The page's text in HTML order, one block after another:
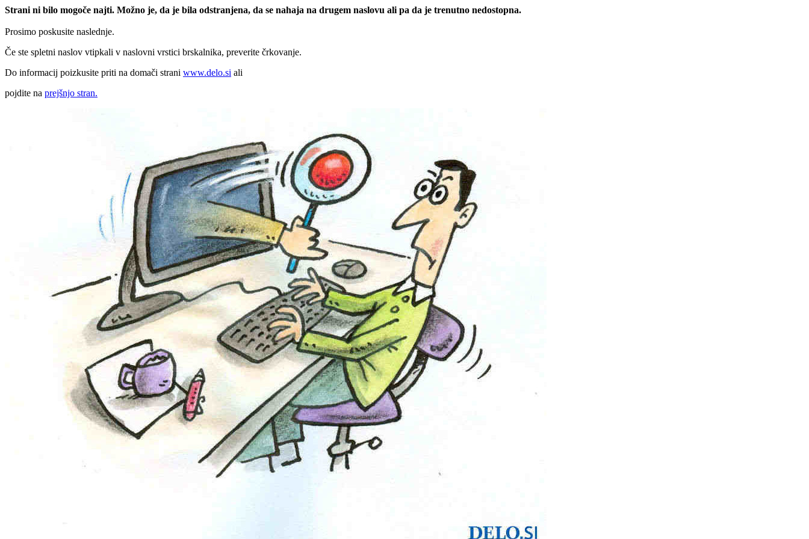
Strani ni bilo mogoče najti. Možno je, da je bila odstranjena, da se nahaja na drugem naslovu ali pa da je trenutno nedostopna.
Prosimo poskusite naslednje.
Če ste spletni naslov vtipkali v naslovni vrstici brskalnika, preverite črkovanje.
Do informacij poizkusite priti na domači strani www.delo.si ali
pojdite na prejšnjo stran.